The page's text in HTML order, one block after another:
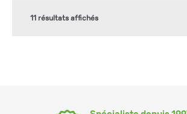
11 résultats affichés